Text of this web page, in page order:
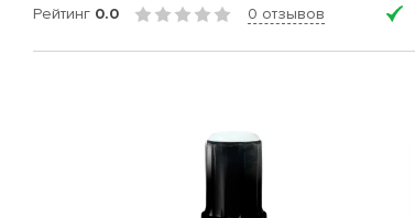
Рейтинг 0.0 0 отзывов